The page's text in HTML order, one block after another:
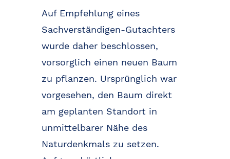
Auf Empfehlung eines
Sachverständigen-Gutachters
wurde daher beschlossen,
vorsorglich einen neuen Baum
zu pflanzen. Ursprünglich war
vorgesehen, den Baum direkt
am geplanten Standort in
unmittelbarer Nähe des
Naturdenkmals zu setzen.